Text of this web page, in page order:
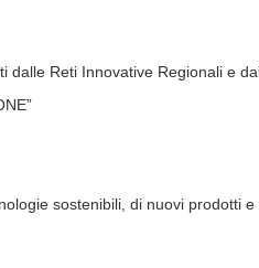
dalle Reti Innovative Regionali e
sostenibili, di nuovi prodotti e